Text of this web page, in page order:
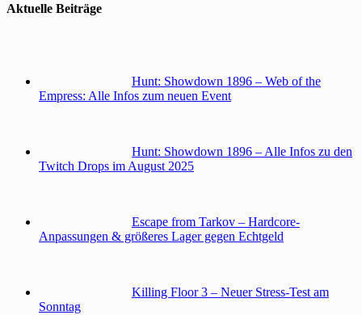
Aktuelle Beiträge
Hunt: Showdown 1896 – Web of the
Empress: Alle Infos zum neuen Event
Hunt: Showdown 1896 – Alle Infos zu den
Twitch Drops im August 2025
Escape from Tarkov – Hardcore-
Anpassungen & größeres Lager gegen Echtgeld
Killing Floor 3 – Neuer Stress-Test am
Sonntag